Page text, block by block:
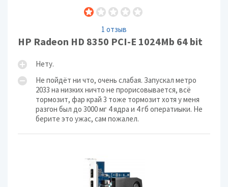
1 отзыв
HP Radeon HD 8350 PCI-E 1024Mb 64 bit
Нету.
Не пойдёт ни что, очень слабая. Запускал метро
2033 на низких ничто не прорисовывается, всё
тормозит, фар край 3 тоже тормозит хотя у меня
разгон был до 3000 мг 4 ядра и 4 гб оператиыки. Не
берите это ужас, сам пожалел.